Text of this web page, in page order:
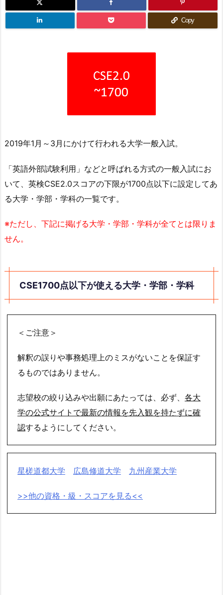
Copy
2019年1月～3月にかけて行われる大学一般入試。
「英語外部試験利用」などと呼ばれる方式の一般入試にお
いて、英検CSE2.0スコアの下限が1700点以下に設定してあ
る大学・学部・学科の一覧です。
※ただし、下記に掲げる大学・学部・学科が全てとは限りま
せん。
CSE1700点以下が使える大学・学部・学科
＜ご注意＞
解釈の誤りや事務処理上のミスがないことを保証す
るものではありません。
志望校の絞り込みや出願にあたっては、必ず、 各大
学の公式サイトで最新の情報を先入観を持たずに確
認するようにしてください。
星槎道都大学 広島修道大学 九州産業大学
>>他の資格・級・スコアを見る<<